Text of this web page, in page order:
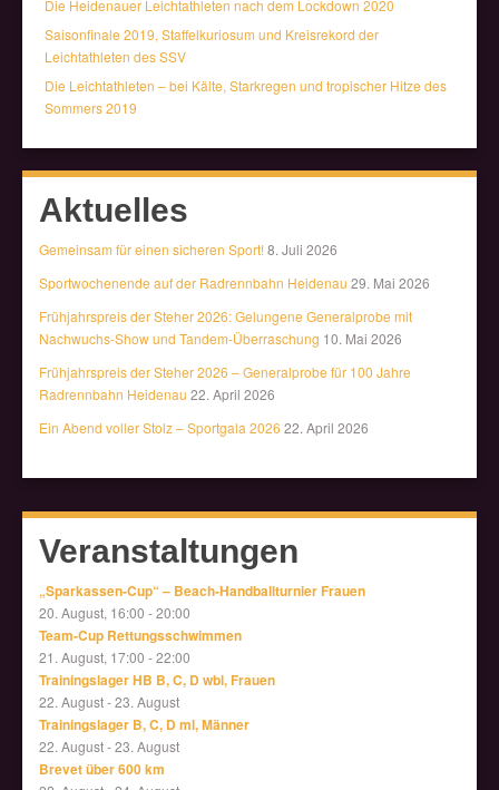
Die Heidenauer Leichtathleten nach dem Lockdown 2020
Saisonfinale 2019, Staffelkuriosum und Kreisrekord der
Leichtathleten des SSV
Die Leichtathleten – bei Kälte, Starkregen und tropischer Hitze des
Sommers 2019
Aktuelles
Gemeinsam für einen sicheren Sport!8. Juli 2026
Sportwochenende auf der Radrennbahn Heidenau 29. Mai 2026
Frühjahrspreis der Steher 2026: Gelungene Generalprobe mit
Nachwuchs-Show und Tandem-Überraschung 10. Mai 2026
Frühjahrspreis der Steher 2026 – Generalprobe für 100 Jahre
Radrennbahn Heidenau 22. April 2026
Ein Abend voller Stolz – Sportgala 2026 22. April 2026
Veranstaltungen
„Sparkassen-Cup“ – Beach-Handballturnier Frauen
20. August, 16:00 -20:00
Team-Cup Rettungsschwimmen
21. August, 17:00 -22:00
Trainingslager HB B, C, D wbl, Frauen
22. August-23. August
Trainingslager B, C, D ml, Männer
22. August-23. August
Brevet über 600 km